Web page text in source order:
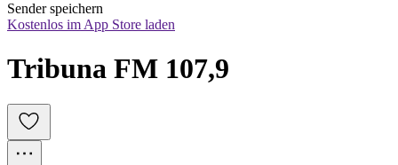
Sender speichern
Kostenlos im App Store laden
Tribuna FM 107,9